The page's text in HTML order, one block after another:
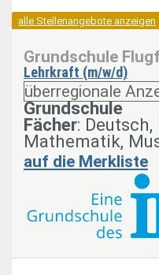
alle Stellenangebote anzeigen
Grundschule
Lehrkraft (m/w/d)
überregionale
Grundschule
Fächer:
Mathematik,
auf die Merkliste